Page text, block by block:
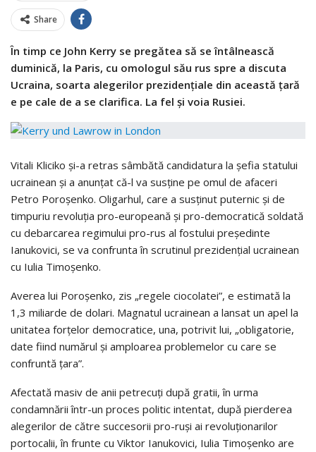
Share
În timp ce John Kerry se pregătea să se întâlnească
duminică, la Paris, cu omologul său rus spre a discuta
Ucraina, soarta alegerilor prezidenţiale din această ţară
e pe cale de a se clarifica. La fel şi voia Rusiei.
Vitali Kliciko şi-a retras sâmbătă candidatura la şefia statului
ucrainean şi a anunţat că-l va susţine pe omul de afaceri
Petro Poroşenko. Oligarhul, care a susţinut puternic şi de
timpuriu revoluţia pro-europeană şi pro-democratică soldată
cu debarcarea regimului pro-rus al fostului preşedinte
Ianukovici, se va confrunta în scrutinul prezidenţial ucrainean
cu Iulia Timoşenko.
Averea lui Poroşenko, zis „regele ciocolatei”, e estimată la
1,3 miliarde de dolari. Magnatul ucrainean a lansat un apel la
unitatea forţelor democratice, una, potrivit lui, „obligatorie,
date fiind numărul şi amploarea problemelor cu care se
confruntă ţara”.
Afectată masiv de anii petrecuţi după gratii, în urma
condamnării într-un proces politic intentat, după pierderea
alegerilor de către succesorii pro-ruşi ai revoluţionarilor
portocalii, în frunte cu Viktor Ianukovici, Iulia Timoşenko are